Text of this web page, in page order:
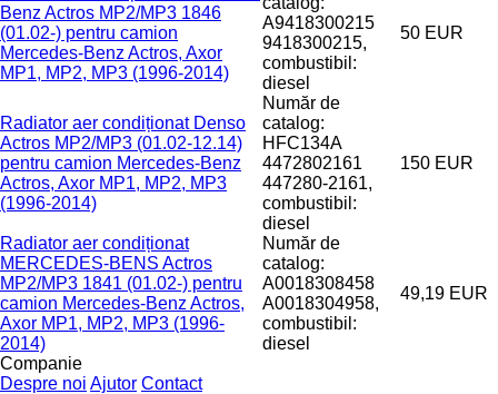
Benz Actros MP2/MP3 1846
(01.02-) pentru camion
Mercedes-Benz Actros, Axor
MP1, MP2, MP3 (1996-2014)
A9418300215
9418300215,
combustibil:
diesel
50 EUR
Radiator aer condiționat Denso
Actros MP2/MP3 (01.02-12.14)
pentru camion Mercedes-Benz
Actros, Axor MP1, MP2, MP3
(1996-2014)
Număr de
catalog:
HFC134A
4472802161
447280-2161,
combustibil:
diesel
150 EUR
Radiator aer condiționat
MERCEDES-BENS Actros
MP2/MP3 1841 (01.02-) pentru
camion Mercedes-Benz Actros,
Axor MP1, MP2, MP3 (1996-
2014)
Număr de
catalog:
A0018308458
A0018304958,
combustibil:
diesel
49,19 EUR
Companie
Despre noi Ajutor Contact